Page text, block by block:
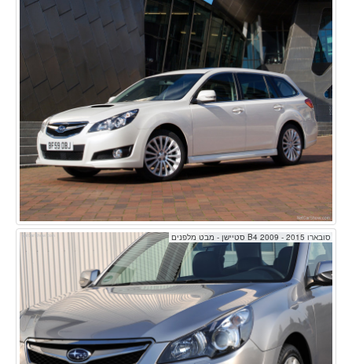
סובארו B4 2009 - 2015 סטיישן - מבט מלפנים